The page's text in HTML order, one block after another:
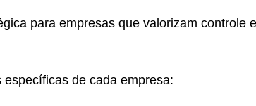
para empresas que valorizam controle
de cada empresa: